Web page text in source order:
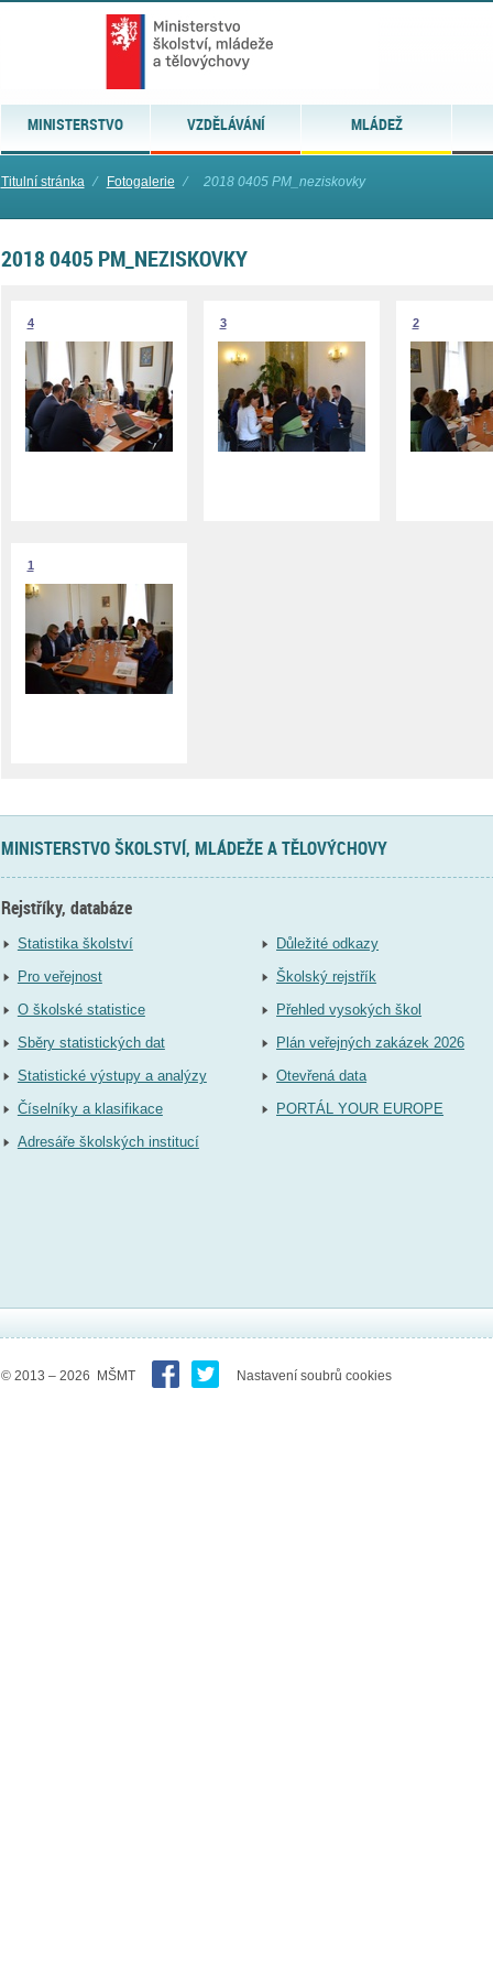
MINISTERSTVO VZDĚLÁVÁNÍ MLÁDEŽ
Titulní stránka ⁄ Fotogalerie ⁄ 2018 0405 PM_neziskovky
2018 0405 PM_NEZISKOVKY
4 3 2
1
MINISTERSTVO ŠKOLSTVÍ, MLÁDEŽE A TĚLOVÝCHOVY
Rejstříky, databáze
Statistika školství
Pro veřejnost
O školské statistice
Sběry statistických dat
Statistické výstupy a analýzy
Číselníky a klasifikace
Adresáře školských institucí
Důležité odkazy
Školský rejstřík
Přehled vysokých škol
Plán veřejných zakázek 2026
Otevřená data
PORTÁL YOUR EUROPE
© 2013 – 2026 MŠMT Nastavení soubrů cookies